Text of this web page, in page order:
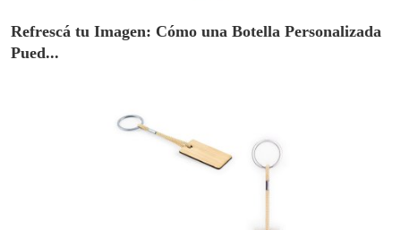
Refrescá tu Imagen: Cómo una Botella Personalizada
Pued...